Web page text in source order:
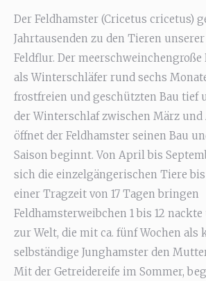
Der Feldhamster (Cricetus cricetus)
Jahrtausenden zu den Tieren
Feldflur. Der
als Winterschläfer rund sechs
frostfreien und geschützten Bau tief
der Winterschlaf zwischen März und
öffnet der Feldhamster seinen Bau
Saison beginnt. Von April bis
sich die einzelgängerischen Tiere
einer Tragzeit von 17 Tagen bringen
Feldhamsterweibchen 1 bis 12
zur Welt, die mit ca. fünf Wochen als
selbständige Junghamster den
Mit der Getreidereife im Sommer,